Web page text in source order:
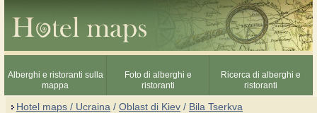
Alberghi e ristoranti sulla
mappa
Foto di alberghi e
ristoranti
Ricerca di alberghi e
ristoranti
Hotel maps / Ucraina / Oblast di Kiev / Bila Tserkva